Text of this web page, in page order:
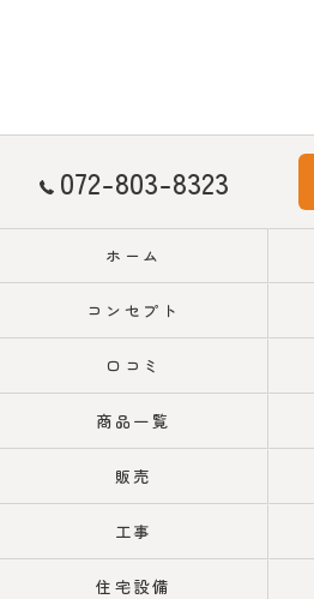
072-803-8323
ホーム
コンセプト
口コミ
商品一覧
販売
工事
住宅設備